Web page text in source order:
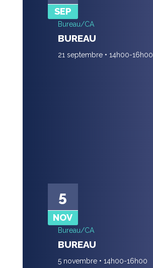
SEP
Bureau/CA
BUREAU
21 septembre • 14h00-16h00
5
NOV
Bureau/CA
BUREAU
5 novembre • 14h00-16h00